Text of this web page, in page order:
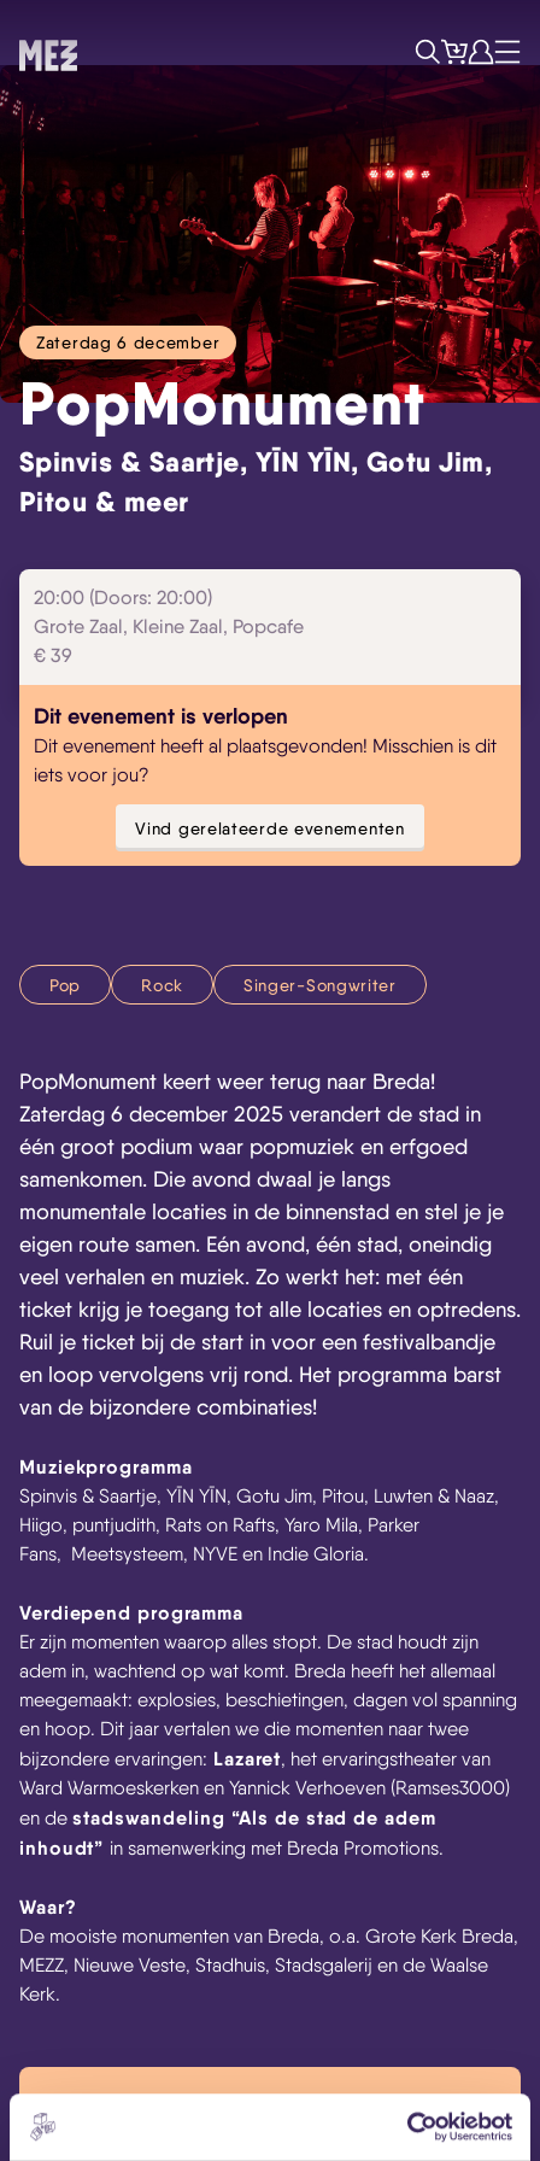
ZoekTicketsAccount
Menu
Zaterdag 6 december
PopMonument
Spinvis & Saartje, YĪN YĪN, Gotu Jim,
Pitou & meer
20:00 (Doors: 20:00)
Grote Zaal, Kleine Zaal, Popcafe
€ 39
Dit evenement is verlopen
Dit evenement heeft al plaatsgevonden! Misschien is dit
iets voor jou?
Vind gerelateerde evenementen
Pop Rock Singer-Songwriter
PopMonument keert weer terug naar Breda!
Zaterdag 6 december 2025 verandert de stad in
één groot podium waar popmuziek en erfgoed
samenkomen. Die avond dwaal je langs
monumentale locaties in de binnenstad en stel je je
eigen route samen. Eén avond, één stad, oneindig
veel verhalen en muziek. Zo werkt het: met één
ticket krijg je toegang tot alle locaties en optredens.
Ruil je ticket bij de start in voor een festivalbandje
en loop vervolgens vrij rond. Het programma barst
van de bijzondere combinaties!
Muziekprogramma
Spinvis & Saartje, YĪN YĪN, Gotu Jim, Pitou, Luwten & Naaz,
Hiigo, puntjudith, Rats on Rafts, Yaro Mila, Parker
Fans, Meetsysteem, NYVE en Indie Gloria.
Verdiepend programma
Er zijn momenten waarop alles stopt. De stad houdt zijn
adem in, wachtend op wat komt. Breda heeft het allemaal
meegemaakt: explosies, beschietingen, dagen vol spanning
en hoop. Dit jaar vertalen we die momenten naar twee
bijzondere ervaringen: Lazaret, het ervaringstheater van
Ward Warmoeskerken en Yannick Verhoeven (Ramses3000)
en de stadswandeling “Als de stad de adem
inhoudt” in samenwerking met Breda Promotions.
Waar?
De mooiste monumenten van Breda, o.a. Grote Kerk Breda,
MEZZ, Nieuwe Veste, Stadhuis, Stadsgalerij en de Waalse
Kerk.